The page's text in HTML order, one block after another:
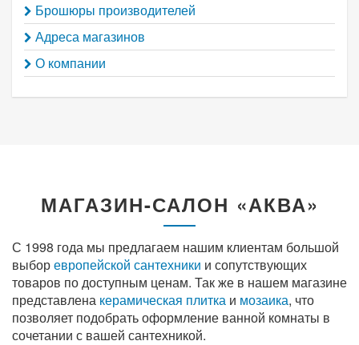
Брошюры производителей
Адреса магазинов
О компании
МАГАЗИН-САЛОН «АКВА»
С 1998 года мы предлагаем нашим клиентам большой
выборевропейской сантехники и сопутствующих
товаров по доступным ценам. Так же в нашем магазине
представлена керамическая плитка и мозаика, что
позволяет подобрать оформление ванной комнаты в
сочетании с вашей сантехникой.